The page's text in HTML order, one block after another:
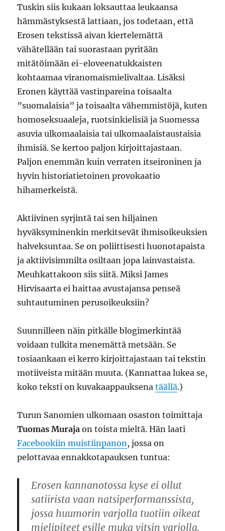
Tuskin siis kukaan loksauttaa leukaansa
hämmästyksestä lattiaan, jos todetaan, että
Erosen tekstissä aivan kiertelemättä
vähätellään tai suorastaan pyritään
mitätöimään ei-eloveenatukkaisten
kohtaamaa viranomaismielivaltaa. Lisäksi
Eronen käyttää vastinpareina toisaalta
”suomalaisia” ja toisaalta vähemmistöjä, kuten
homoseksuaaleja, ruotsinkielisiä ja Suomessa
asuvia ulkomaalaisia tai ulkomaalaistaustaisia
ihmisiä. Se kertoo paljon kirjoittajastaan.
Paljon enemmän kuin verraten itseironinen ja
hyvin historiatietoinen provokaatio
hihamerkeistä.
Aktiivinen syrjintä tai sen hiljainen
hyväksyminenkin merkitsevät ihmisoikeuksien
halveksuntaa. Se on poliittisesti huonotapaista
ja aktiivisimmilta osiltaan jopa lainvastaista.
Meuhkattakoon siis siitä. Miksi James
Hirvisaarta ei haittaa avustajansa penseä
suhtautuminen perusoikeuksiin?
Suunnilleen näin pitkälle blogimerkintää
voidaan tulkita menemättä metsään. Se
tosiaankaan ei kerro kirjoittajastaan tai tekstin
motiiveista mitään muuta. (Kannattaa lukea se,
koko teksti on kuvakaappauksenatäällä.)
Turun Sanomien ulkomaan osaston toimittaja
Tuomas Muraja on toista mieltä. Hän laati
Facebookiin muistiinpanon, jossa on
pelottavaa ennakkotapauksen tuntua:
Erosen kannanotossa kyse ei ollut
satiirista vaan natsiperformanssista,
jossa huumorin varjolla tuotiin oikeat
mielipiteet esille muka vitsin varjolla.